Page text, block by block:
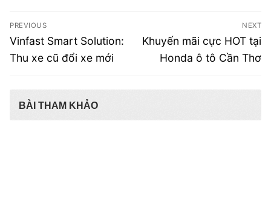
Điều
hướng
bài
PREVIOUS
Previous
post:
Vinfast Smart Solution:
Thu xe cũ đổi xe mới
NEXT
Next
post:
Khuyến mãi cực HOT tại
Honda ô tô Cần Thơ
BÀI THAM KHẢO